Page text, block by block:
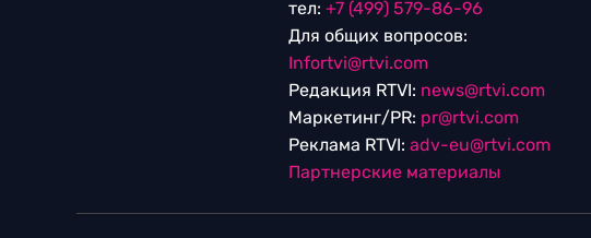
тел: +7 (499) 579-86-96
Для общих вопросов:
Infortvi@rtvi.com
Редакция RTVI: news@rtvi.com
Маркетинг/PR: pr@rtvi.com
Реклама RTVI: adv-eu@rtvi.com
Партнерские материалы